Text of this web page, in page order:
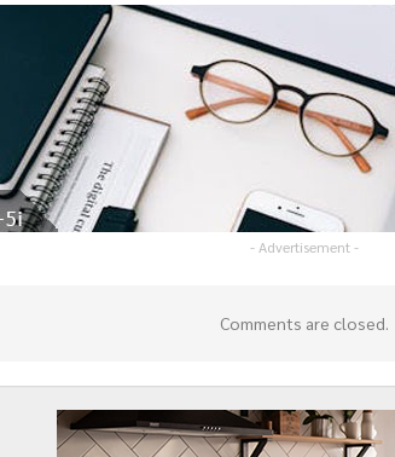
- Advertisement -
Comments are closed.